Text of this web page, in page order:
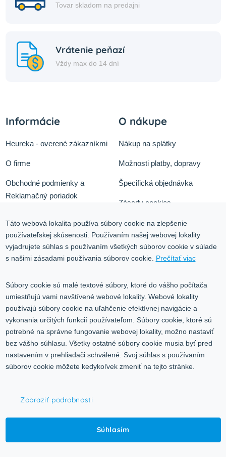
Tovar skladom na predajni
Vrátenie peňazí
Vždy max do 14 dní
Informácie
Heureka - overené zákazníkmi
O firme
Obchodné podmienky a
Reklamačný poriadok
Služby
Kontakt
O nákupe
Nákup na splátky
Možnosti platby, dopravy
Špecifická objednávka
Zásady cookies
Ochrana osobných údajov
Blog
Kontakt
Volgogradská 9, 08001 Prešov
0917 353 303
predajna@inco-ag.sk
© 2015-2026,INCO - AG, s.r.o.
Upraviť nastavenia Cookies
Táto webová lokalita používa súbory cookie na zlepšenie
používateľskej skúsenosti. Používaním našej webovej lokality
vyjadrujete súhlas s používaním všetkých súborov cookie v súlade
s našimi zásadami používania súborov cookie. Prečítať viac
Súbory cookie sú malé textové súbory, ktoré do vášho počítača
umiestňujú vami navštívené webové lokality. Webové lokality
používajú súbory cookie na uľahčenie efektívnej navigácie a
vykonania určitých funkcií používateľom. Súbory cookie, ktoré sú
potrebné na správne fungovanie webovej lokality, možno nastaviť
bez vášho súhlasu. Všetky ostatné súbory cookie musia byť pred
nastavením v prehliadači schválené. Svoj súhlas s používaním
súborov cookie môžete kedykoľvek zmeniť na tejto stránke.
Zobraziť podrobnosti
Súhlasím